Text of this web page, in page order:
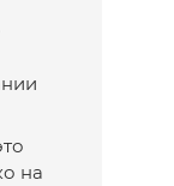
на